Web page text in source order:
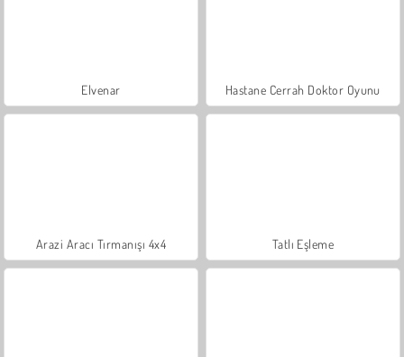
Elvenar Hastane Cerrah Doktor Oyunu
Arazi Aracı Tırmanışı 4x4 Tatlı Eşleme